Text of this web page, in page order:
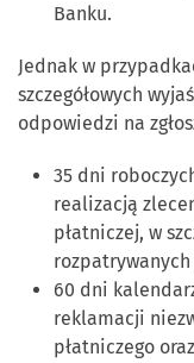
Banku.
Jednak w
szczegółowych
odpowiedzi na
35 dni
realizacją
płatniczej, w
60 dni
reklamacji
płatniczego